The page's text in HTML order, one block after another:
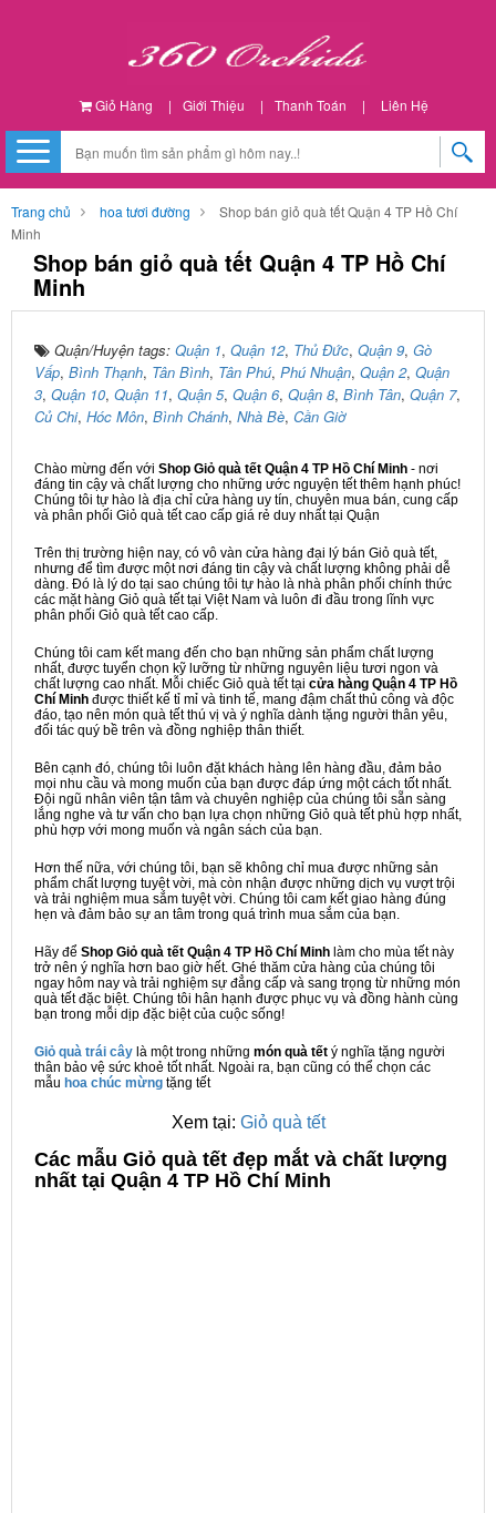
Giỏ Hàng | Giới Thiệu | Thanh Toán | Liên Hệ
Trang chủ hoa tươi đường
Shop bán giỏ quà tết Quận 4 TP Hồ Chí
Minh
Shop bán giỏ quà tết Quận 4 TP Hồ Chí
Minh
Quận/Huyện tags: Quận 1, Quận 12, Thủ Đức, Quận 9, Gò
Vấp, Bình Thạnh, Tân Bình, Tân Phú, Phú Nhuận, Quận 2, Quận
3, Quận 10, Quận 11, Quận 5, Quận 6, Quận 8, Bình Tân, Quận 7,
Củ Chi, Hóc Môn, Bình Chánh, Nhà Bè, Cần Giờ
Chào mừng đến với Shop Giỏ quà tết Quận 4 TP Hồ Chí Minh - nơi
đáng tin cậy và chất lượng cho những ước nguyện tết thêm hạnh phúc!
Chúng tôi tự hào là địa chỉ cửa hàng uy tín, chuyên mua bán, cung cấp
và phân phối Giỏ quà tết cao cấp giá rẻ duy nhất tại Quận
Trên thị trường hiện nay, có vô vàn cửa hàng đại lý bán Giỏ quà tết,
nhưng để tìm được một nơi đáng tin cậy và chất lượng không phải dễ
dàng. Đó là lý do tại sao chúng tôi tự hào là nhà phân phối chính thức
các mặt hàng Giỏ quà tết tại Việt Nam và luôn đi đầu trong lĩnh vực
phân phối Giỏ quà tết cao cấp.
Chúng tôi cam kết mang đến cho bạn những sản phẩm chất lượng
nhất, được tuyển chọn kỹ lưỡng từ những nguyên liệu tươi ngon và
chất lượng cao nhất. Mỗi chiếc Giỏ quà tết tại cửa hàng Quận 4 TP Hồ
Chí Minh được thiết kế tỉ mỉ và tinh tế, mang đậm chất thủ công và độc
đáo, tạo nên món quà tết thú vị và ý nghĩa dành tặng người thân yêu,
đối tác quý bề trên và đồng nghiệp thân thiết.
Bên cạnh đó, chúng tôi luôn đặt khách hàng lên hàng đầu, đảm bảo
mọi nhu cầu và mong muốn của bạn được đáp ứng một cách tốt nhất.
Đội ngũ nhân viên tận tâm và chuyên nghiệp của chúng tôi sẵn sàng
lắng nghe và tư vấn cho bạn lựa chọn những Giỏ quà tết phù hợp nhất,
phù hợp với mong muốn và ngân sách của bạn.
Hơn thế nữa, với chúng tôi, bạn sẽ không chỉ mua được những sản
phẩm chất lượng tuyệt vời, mà còn nhận được những dịch vụ vượt trội
và trải nghiệm mua sắm tuyệt vời. Chúng tôi cam kết giao hàng đúng
hẹn và đảm bảo sự an tâm trong quá trình mua sắm của bạn.
Hãy để Shop Giỏ quà tết Quận 4 TP Hồ Chí Minh làm cho mùa tết này
trở nên ý nghĩa hơn bao giờ hết. Ghé thăm cửa hàng của chúng tôi
ngay hôm nay và trải nghiệm sự đẳng cấp và sang trọng từ những món
quà tết đặc biệt. Chúng tôi hân hạnh được phục vụ và đồng hành cùng
bạn trong mỗi dịp đặc biệt của cuộc sống!
Giỏ quà trái cây là một trong những món quà tết ý nghĩa tặng người
thân bảo vệ sức khoẻ tốt nhất. Ngoài ra, bạn cũng có thể chọn các
mẫu hoa chúc mừng tặng tết
Xem tại: Giỏ quà tết
Các mẫu Giỏ quà tết đẹp mắt và chất lượng
nhất tại Quận 4 TP Hồ Chí Minh